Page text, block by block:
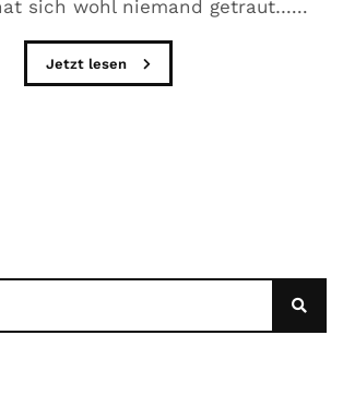
sich wohl niemand getraut…...
Jetzt lesen